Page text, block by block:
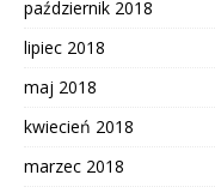
październik 2018
lipiec 2018
maj 2018
kwiecień 2018
marzec 2018